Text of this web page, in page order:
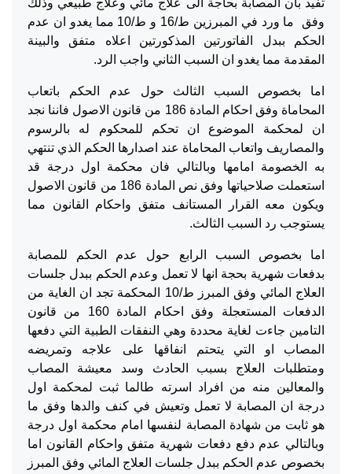
تفيد بان المصابة بحاجة الى علاج مائي وعلاج طبيعي وذلك
وفق ما ورد في المبرزين ط/16 و ط/10 مما يغدو ان عدم
الحكم ببدل الفاتورتين المذكورتين اعلاه متفق والبينة
المقدمة مما يغدو ان السبب الثاني واجب الرد.
اما بخصوص السبب الثالث حول عدم الحكم باتعاب
المحاماة وفق احكام المادة 186 من قانون الاصول فاننا نجد
ان لمحكمة الموضوع ان تحكم للمحكوم له بالرسوم
والمصاريف واتعاب المحاماة عند اصدارها الحكم الذي تنتهي
به الخصومة امامها وبالتالي فان محكمة اول درجة قد
استعملت صلاحياتها وفق نص المادة 186 من قانون الاصول
ويكون معه القرار المستانف متفق واحكام القانون مما
يستوجب رد السبب الثالث.
اما بخصوص السبب الرابع حول عدم الحكم للمصابة
بدفعات شهرية بحجة انها لا تعمل وعدم الحكم ببدل جلسات
العلاج المائي وفق المبرز ط/10 المحكمة تجد ان الغاية من
الدفعات المستعجلة وفق احكام المادة 160 من قانون
التامين جاءت لغاية محددة وهي النفقات الطبية التي دفعها
المصاب او التي يتحتم انفاقها على علاجه وتمريضه
ومتطلبات العلاج بسبب الحادث وسد معيشة المصاب
والمعالين منه من افراد اسرته طالما ثبت لمحكمة اول
درجة ان المصابة لا تعمل وتعيش في كنف والدها وفق ما
هو ثابت من شهادة المصابة لنفسها امام محكمة اول درجة
وبالتالي عدم دفع دفعات شهرية متفق واحكام القانون اما
بخصوص عدم الحكم ببدل جلسات العلاج المائي وفق المبرز